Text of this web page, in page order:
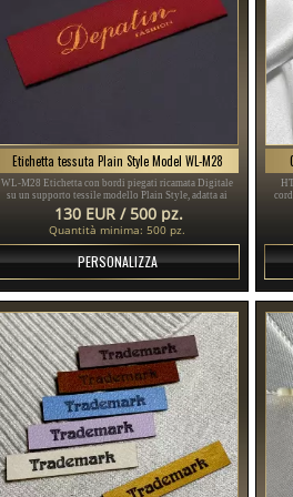
Etichetta tessuta Plain Style Model WL-M28
WL-M28 Etichetta con bordi piegati ricamata Digitale
su un supporto tessile modello Plain Style, adatta ai
prodotti tessili ma anche a diversi articoli tessili.
130 EUR / 500 pz.
Quantità minima: 500 pz.
PERSONALIZZA